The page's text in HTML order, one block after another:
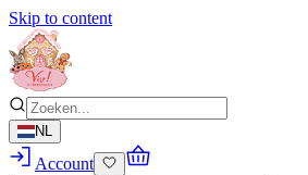
Skip to content
NL
Account